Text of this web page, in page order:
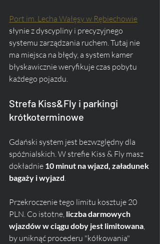
Port im. Lecha Wałęsy w Rębiechowie
słynie z dyscypliny i precyzyjnego
systemu zarządzania ruchem. Tutaj nie
ma miejsca na błędy, a system kamer
błyskawicznie weryfikuje czas pobytu
każdego pojazdu.
Strefa Kiss&Fly i parkingi
krótkoterminowe
Gdański system jest bezwzględny dla
spóźnialskich. W strefie Kiss & Fly masz
dokładnie 10 minut na wjazd, załadunek
bagaży i wyjazd.
Przekroczenie tego limitu kosztuje 20
PLN. Co istotne, liczba darmowych
wjazdów w ciągu doby jest limitowana,
by uniknąć procederu "kółkowania"